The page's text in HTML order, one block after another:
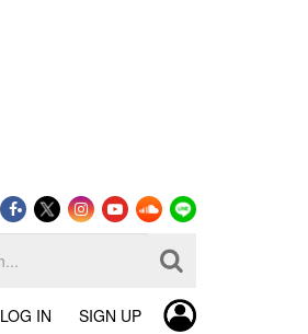
LOG IN SIGN UP